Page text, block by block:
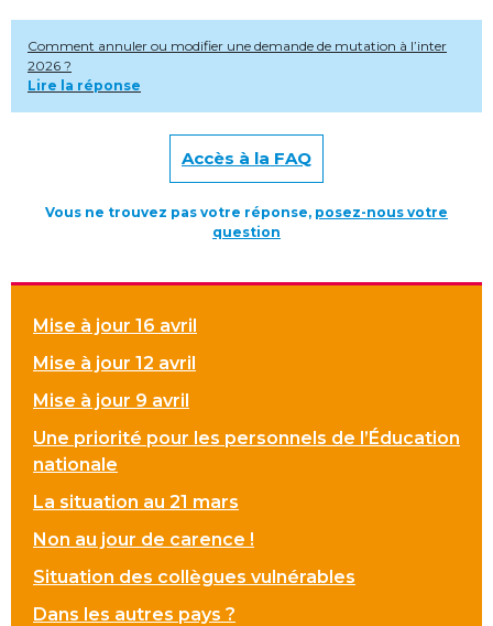
Comment annuler ou modifier une demande de mutation à l’inter
2026 ?
Lire la réponse
Accès à la FAQ
Vous ne trouvez pas votre réponse, posez-nous votre
question
Mise à jour 16 avril
Mise à jour 12 avril
Mise à jour 9 avril
Une priorité pour les personnels de l’Éducation
nationale
La situation au 21 mars
Non au jour de carence !
Situation des collègues vulnérables
Dans les autres pays ?